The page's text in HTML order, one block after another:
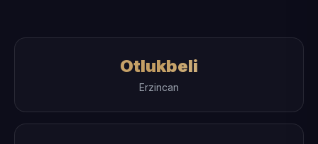
Otlukbeli
Erzincan